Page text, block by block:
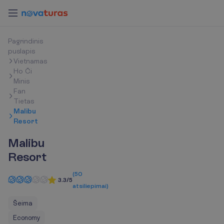
Pagrindinis
puslapis
Vietnamas
Ho Či
Minis
Fan
Tietas
Malibu
Resort
Malibu
Resort
3.3/5
(50
atsiliepimai)
Šeima
Economy